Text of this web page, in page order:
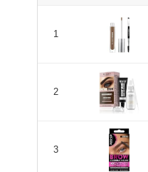
1
2
3